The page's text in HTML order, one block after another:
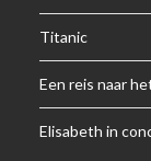
Titanic
Een reis naar
Elisabeth in